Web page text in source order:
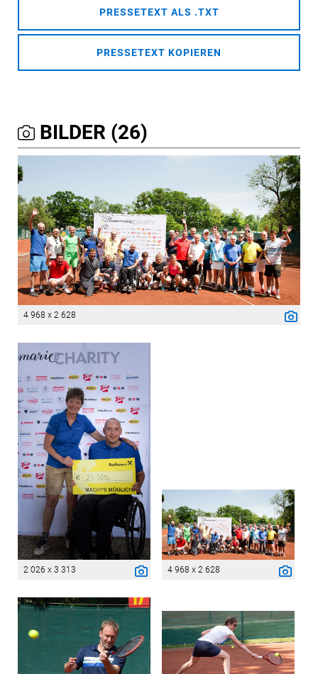
PRESSETEXT ALS .TXT
PRESSETEXT KOPIEREN
BILDER (26)
4 968 x 2 628
2 026 x 3 313 4 968 x 2 628